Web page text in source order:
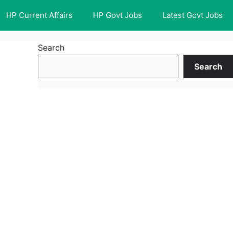
HP Current Affairs HP Govt Jobs Latest Govt Jobs
Search
Search